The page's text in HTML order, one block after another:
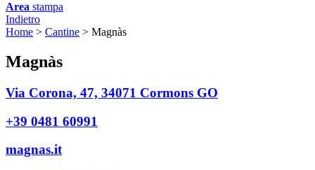
Area stampa
Indietro
Home > Cantine > Magnàs
Magnàs
Via Corona, 47, 34071 Cormons GO
+39 0481 60991
magnas.it